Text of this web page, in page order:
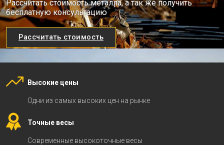
Рассчитать стоимость металла, а так же получить
бесплатную консультацию
Рассчитать стоимость
Высокие цены
Одни из самых высоких цен на рынке
Точные весы
Современные высокоточные весы